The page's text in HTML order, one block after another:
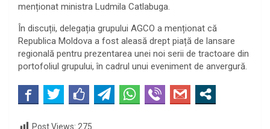
menționat ministra Ludmila Catlabuga.
În discuții, delegația grupului AGCO a menționat că
Republica Moldova a fost aleasă drept piață de lansare
regională pentru prezentarea unei noi serii de tractoare din
portofoliul grupului, în cadrul unui eveniment de anvergură.
Post Views: 275